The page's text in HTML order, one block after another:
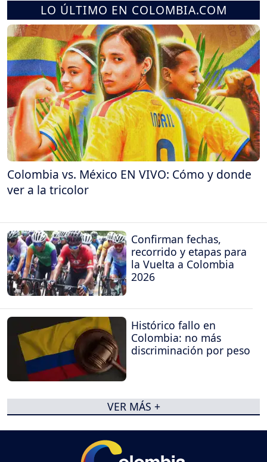
LO ÚLTIMO EN COLOMBIA.COM
Colombia vs. México EN VIVO: Cómo y donde
ver a la tricolor
Confirman fechas,
recorrido y etapas para
la Vuelta a Colombia
2026
Histórico fallo en
Colombia: no más
discriminación por peso
VER MÁS +